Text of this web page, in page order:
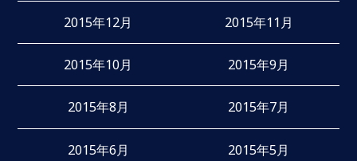
2015年12月 2015年11月
2015年10月 2015年9月
2015年8月 2015年7月
2015年6月 2015年5月